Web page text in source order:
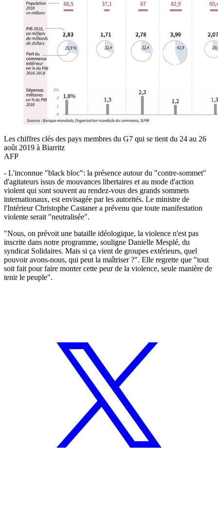
Les chiffres clés des pays membres du G7 qui se tient du 24 au 26
août 2019 à Biarritz
AFP
- L'inconnue "black bloc": la présence autour du "contre-sommet"
d'agitateurs issus de mouvances libertaires et au mode d'action
violent qui sont souvent au rendez-vous des grands sommets
internationaux, est envisagée par les autorités. Le ministre de
l'Intérieur Christophe Castaner a prévenu que toute manifestation
violente serait "neutralisée".
"Nous, on prévoit une bataille idéologique, la violence n'est pas
inscrite dans notre programme, souligne Danielle Mesplé, du
syndicat Solidaires. Mais si ça vient de groupes extérieurs, quel
pouvoir avons-nous, qui peut la maîtriser ?". Elle regrette que "tout
soit fait pour faire monter cette peur de la violence, seule manière de
tenir le peuple".